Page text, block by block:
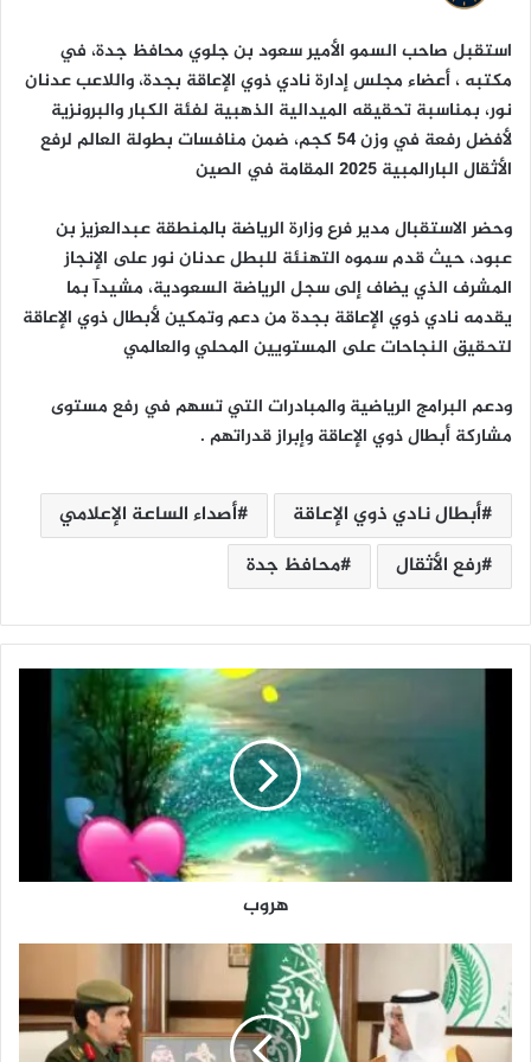
استقبل صاحب السمو الأمير سعود بن جلوي محافظ جدة، في
مكتبه ، أعضاء مجلس إدارة نادي ذوي الإعاقة بجدة، واللاعب عدنان
نور، بمناسبة تحقيقه الميدالية الذهبية لفئة الكبار والبرونزية
لأفضل رفعة في وزن 54 كجم، ضمن منافسات بطولة العالم لرفع
الأثقال البارالمبية 2025 المقامة في الصين
وحضر الاستقبال مدير فرع وزارة الرياضة بالمنطقة عبدالعزيز بن
عبود، حيث قدم سموه التهنئة للبطل عدنان نور على الإنجاز
المشرف الذي يضاف إلى سجل الرياضة السعودية، مشيدآ بما
يقدمه نادي ذوي الإعاقة بجدة من دعم وتمكين لأبطال ذوي الإعاقة
لتحقيق النجاحات على المستويين المحلي والعالمي
ودعم البرامج الرياضية والمبادرات التي تسهم في رفع مستوى
مشاركة أبطال ذوي الإعاقة وإبراز قدراتهم .
أبطال نادي ذوي الإعاقة
أصداء الساعة الإعلامي
رفع الأثقال
محافظ جدة
هروب
ا
ئ
ب